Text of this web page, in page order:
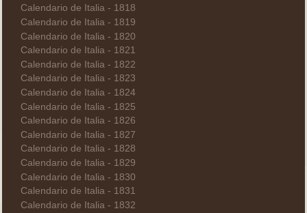
Calendario de Italia - 1818
Calendario de Italia - 1819
Calendario de Italia - 1820
Calendario de Italia - 1821
Calendario de Italia - 1822
Calendario de Italia - 1823
Calendario de Italia - 1824
Calendario de Italia - 1825
Calendario de Italia - 1826
Calendario de Italia - 1827
Calendario de Italia - 1828
Calendario de Italia - 1829
Calendario de Italia - 1830
Calendario de Italia - 1831
Calendario de Italia - 1832